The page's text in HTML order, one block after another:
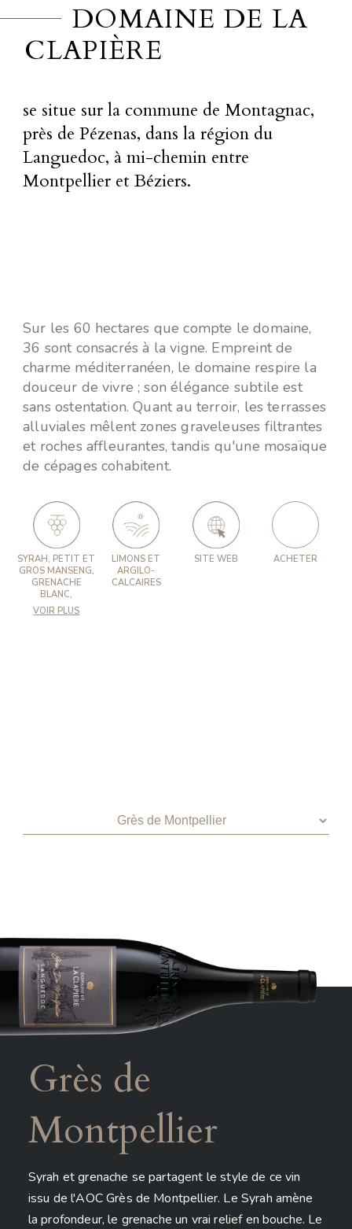
DOMAINE DE LA
CLAPIÈRE
se situe sur la commune de Montagnac,
près de Pézenas, dans la région du
Languedoc, à mi-chemin entre
Montpellier et Béziers.
Sur les 60 hectares que compte le domaine,
36 sont consacrés à la vigne. Empreint de
charme méditerranéen, le domaine respire la
douceur de vivre ; son élégance subtile est
sans ostentation. Quant au terroir, les terrasses
alluviales mêlent zones graveleuses filtrantes
et roches affleurantes, tandis qu'une mosaïque
de cépages cohabitent.
SYRAH, PETIT ET
GROS MANSENG,
GRENACHE
BLANC,
VOIR PLUS
LIMONS ET
ARGILO-
CALCAIRES
SITE WEB ACHETER
Grès de
Montpellier
Syrah et grenache se partagent le style de ce vin
issu de l'AOC Grès de Montpellier. Le Syrah amène
la profondeur, le grenache un vrai relief en bouche. Le